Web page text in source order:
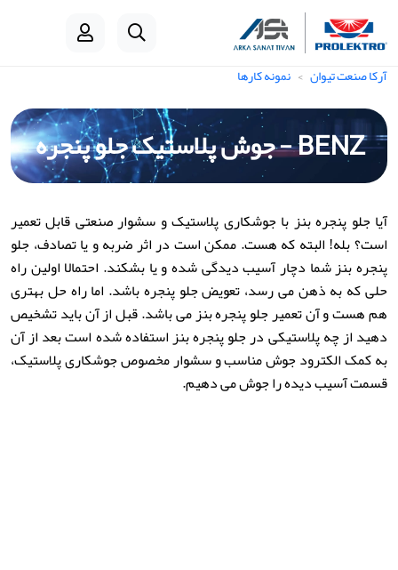
آرکا صنعت تیوان نمونه کارها
BENZ - جوش پلاستیک جلو پنجره
آیا جلو پنجره بنز با جوشکاری پلاستیک و سشوار صنعتی قابل تعمیر
است؟ بله! البته که هست. ممکن است در اثر ضربه و یا تصادف، جلو
پنجره بنز شما دچار آسیب دیدگی شده و یا بشکند. احتمالا اولین راه
حلی که به ذهن می رسد، تعویض جلو پنجره باشد. اما راه حل بهتری
هم هست و آن تعمیر جلو پنجره بنز می باشد. قبل از آن باید تشخیص
دهید از چه پلاستیکی در جلو پنجره بنز استفاده شده است بعد از آن
به کمک الکترود جوش مناسب و سشوار مخصوص جوشکاری پلاستیک،
قسمت آسیب دیده را جوش می دهیم.